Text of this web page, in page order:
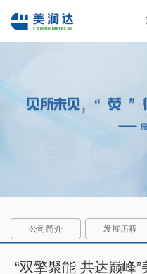
公司简介 发展历程
“双擎聚能 共达巅峰